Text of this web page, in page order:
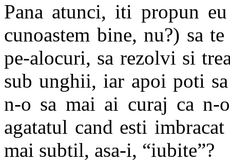
Pana atunci, iti propun
cunoastem bine, nu?) sa
pe-alocuri, sa rezolvi si
sub unghii, iar apoi poti
n-o sa mai ai curaj ca n-
agatatul cand esti
mai subtil, asa-i, “iubite”?